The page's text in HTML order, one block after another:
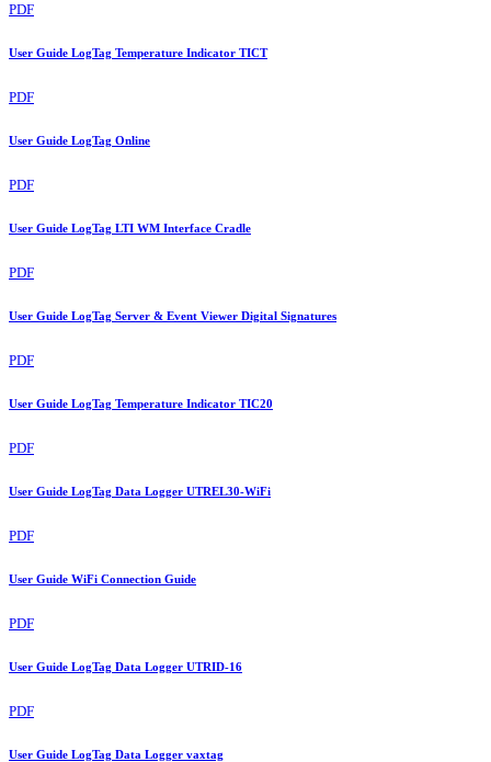
PDF
User Guide LogTag Temperature Indicator TICT
PDF
User Guide LogTag Online
PDF
User Guide LogTag LTI WM Interface Cradle
PDF
User Guide LogTag Server & Event Viewer Digital Signatures
PDF
User Guide LogTag Temperature Indicator TIC20
PDF
User Guide LogTag Data Logger UTREL30-WiFi
PDF
User Guide WiFi Connection Guide
PDF
User Guide LogTag Data Logger UTRID-16
PDF
User Guide LogTag Data Logger vaxtag